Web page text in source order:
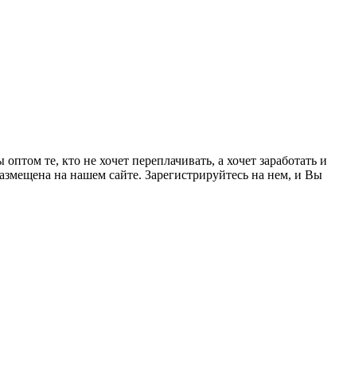
те, кто не хочет переплачивать, а хочет заработать и
на нашем сайте. Зарегистрируйтесь на нем, и Вы